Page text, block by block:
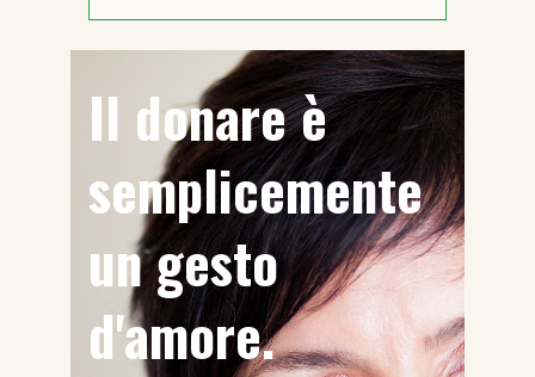
Il donare è
semplicemente
un gesto
d'amore.